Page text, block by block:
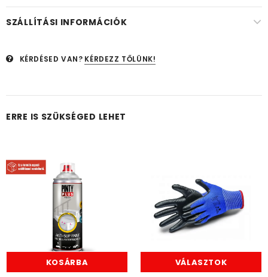
SZÁLLÍTÁSI INFORMÁCIÓK
KÉRDÉSED VAN? KÉRDEZZ TŐLÜNK!
ERRE IS SZÜKSÉGED LEHET
KOSÁRBA VÁLASZTOK